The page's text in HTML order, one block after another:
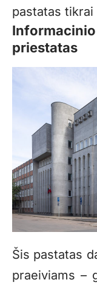
pastatas
priestatas
Šis pastatas
praeiviams –